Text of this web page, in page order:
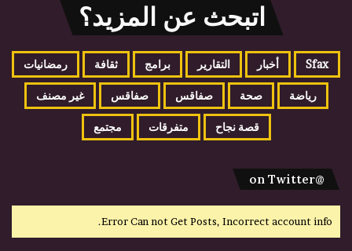
اتبحث عن المزيد؟
Sfax أخبار التقارير برامج ثقافة رمضانيات
رياضة صحة صفاقس صفاقس غير مصنف
قصة نجاح متفرقات مجتمع
@on Twitter
Error Can not Get Posts, Incorrect account info.